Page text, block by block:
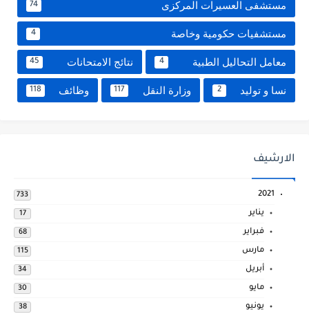
مستشفى العسيرات المركزى 74
مستشفيات حكومية وخاصة 4
معامل التحاليل الطبية 4 نتائج الامتحانات 45
نسا و توليد 2 وزارة النقل 117 وظائف 118
الارشيف
2021
733
يناير 17
فبراير 68
مارس 115
أبريل 34
مايو 30
يونيو 38